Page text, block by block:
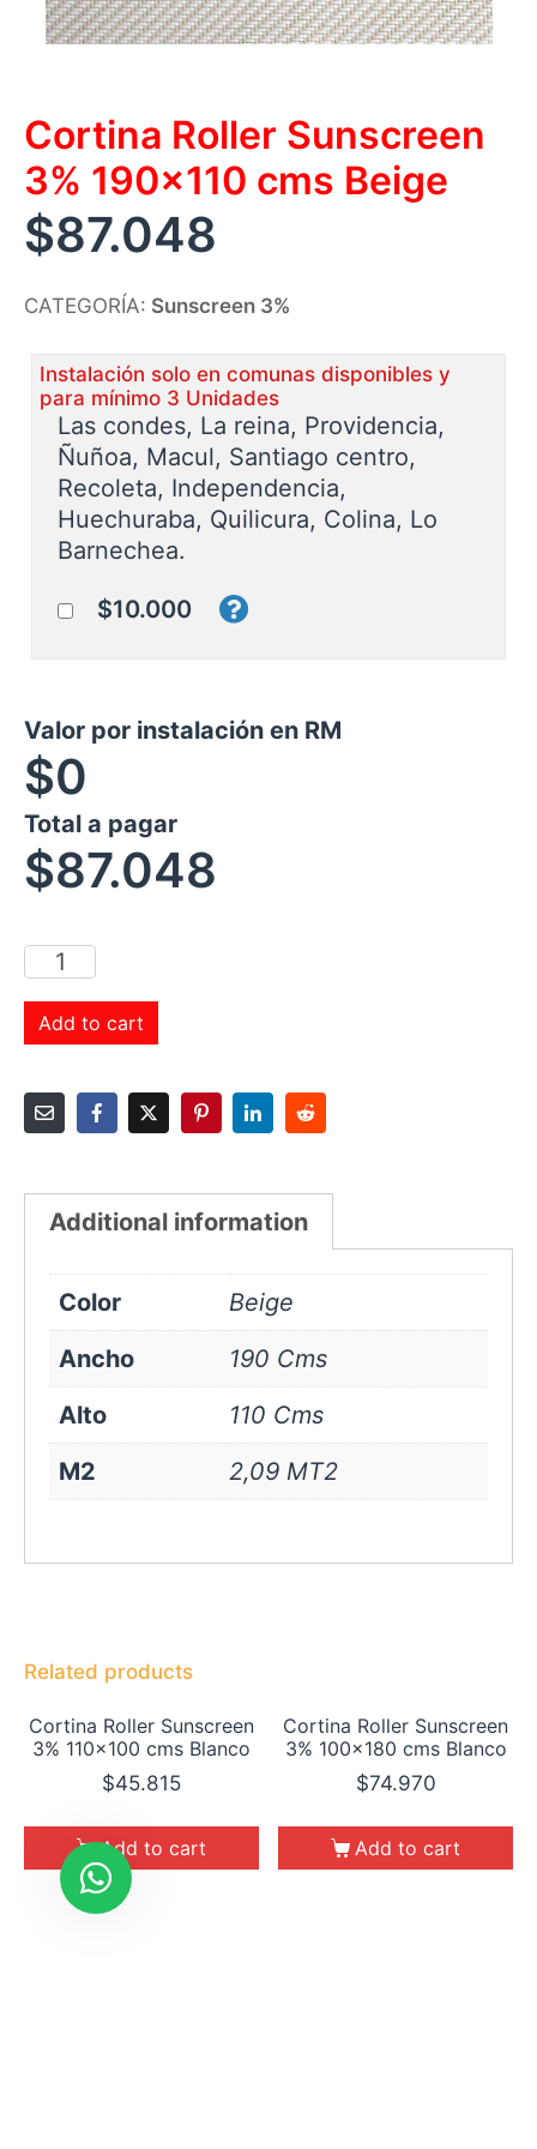
Cortina Roller Sunscreen
3% 190×110 cms Beige
$87.048
CATEGORÍA: Sunscreen 3%
Instalación solo en comunas disponibles y
para mínimo 3 Unidades
Las condes, La reina, Providencia,
Ñuñoa, Macul, Santiago centro,
Recoleta, Independencia,
Huechuraba, Quilicura, Colina, Lo
Barnechea.
$10.000
Valor por instalación en RM
$0
Total a pagar
$87.048
Add to cart
Additional information
Color
Beige
Ancho
190 Cms
Alto
110 Cms
M2
2,09 MT2
Related products
Cortina Roller Sunscreen
3% 110×100 cms Blanco
$45.815
Add to cart
Cortina Roller Sunscreen
3% 100×180 cms Blanco
$74.970
Add to cart